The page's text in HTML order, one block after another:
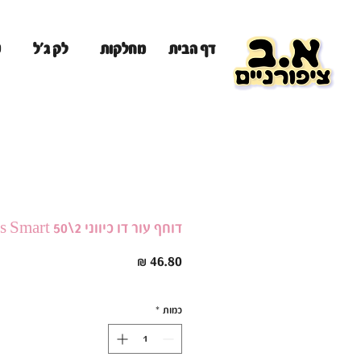
לק ג'ל מחלקות דף הבית
דוחף עור דו כיווני Staleks Smart 50\2
כמות *